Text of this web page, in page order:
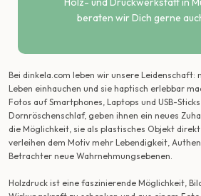
beraten wir Dich gerne
Bei dinkela.com leben wir unsere Leidenschaft:
Leben einhauchen und sie haptisch erlebbar
Fotos auf Smartphones, Laptops und USB-
Dornröschenschlaf, geben ihnen ein neues
die Möglichkeit, sie als plastisches Objekt
verleihen dem Motiv mehr Lebendigkeit,
Betrachter neue Wahrnehmungsebenen.
Holzdruck ist eine faszinierende Möglichkeit,